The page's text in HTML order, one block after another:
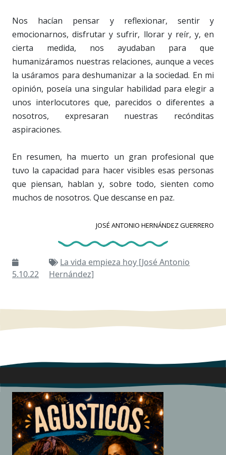
Nos hacían pensar y reflexionar, sentir y
emocionarnos, disfrutar y sufrir, llorar y reír, y, en
cierta medida, nos ayudaban para que
humanizáramos nuestras relaciones, aunque a veces
la usáramos para deshumanizar a la sociedad. En mi
opinión, poseía una singular habilidad para elegir a
unos interlocutores que, parecidos o diferentes a
nosotros, expresaran nuestras recónditas
aspiraciones.
En resumen, ha muerto un gran profesional que
tuvo la capacidad para hacer visibles esas personas
que piensan, hablan y, sobre todo, sienten como
muchos de nosotros. Que descanse en paz.
JOSÉ ANTONIO HERNÁNDEZ GUERRERO
5.10.22
La vida empieza hoy [José Antonio
Hernández]